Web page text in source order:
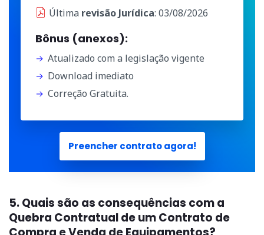
Última revisão Jurídica: 03/08/2026
Bônus (anexos):
Atualizado com a legislação vigente
Download imediato
Correção Gratuita.
Preencher contrato agora!
5. Quais são as consequências com a
Quebra Contratual de um Contrato de